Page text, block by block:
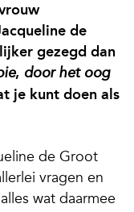
de
gezegd dan
, door het oog
je kunt doen als
de Groot
vragen en
wat daarmee